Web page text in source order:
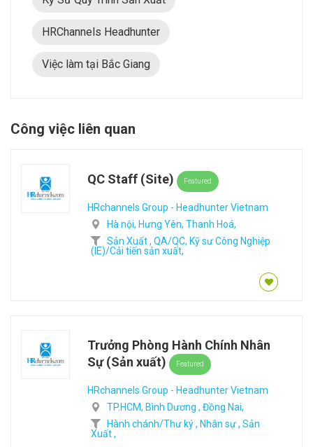
HRChannels Headhunter
Việc làm tại Bắc Giang
Công việc liên quan
QC Staff (Site) Featured
HRchannels Group - Headhunter Vietnam
Hà nội, Hưng Yên, Thanh Hoá,
Sản Xuất , QA/QC, Kỹ sư Công Nghiệp
(IE)/Cải tiến sản xuất,
Trưởng Phòng Hành Chính Nhân
Sự (Sản xuất)
Featured
HRchannels Group - Headhunter Vietnam
TP.HCM, Bình Dương , Đồng Nai,
Hành chánh/Thư ký , Nhân sự , Sản
Xuất ,